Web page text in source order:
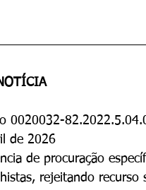
0020032-
de 2026
de procuração
rejeitando recurso